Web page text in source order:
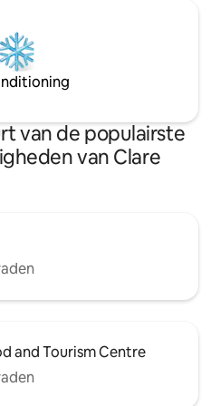
van de populairste
van Clare
and Tourism Centre